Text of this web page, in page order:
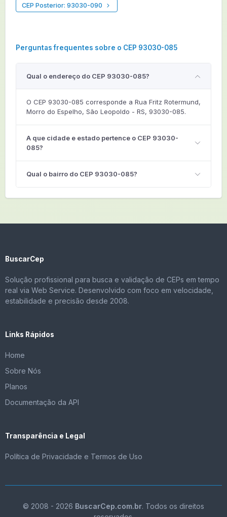
CEP Posterior: 93030-090
Perguntas frequentes sobre o CEP 93030-085
Qual o endereço do CEP 93030-085?
O CEP 93030-085 corresponde a Rua Fritz Rotermund,
Morro do Espelho, São Leopoldo - RS, 93030-085.
A que cidade e estado pertence o CEP 93030-
085?
Qual o bairro do CEP 93030-085?
BuscarCep
Solução profissional para busca e validação de CEPs em tempo
real via Web Service. Desenvolvido com foco em velocidade,
estabilidade e precisão desde 2008.
Links Rápidos
Home
Sobre Nós
Planos
Documentação da API
Transparência e Legal
Política de Privacidade e Termos de Uso
© 2008 - 2026 BuscarCep.com.br. Todos os direitos